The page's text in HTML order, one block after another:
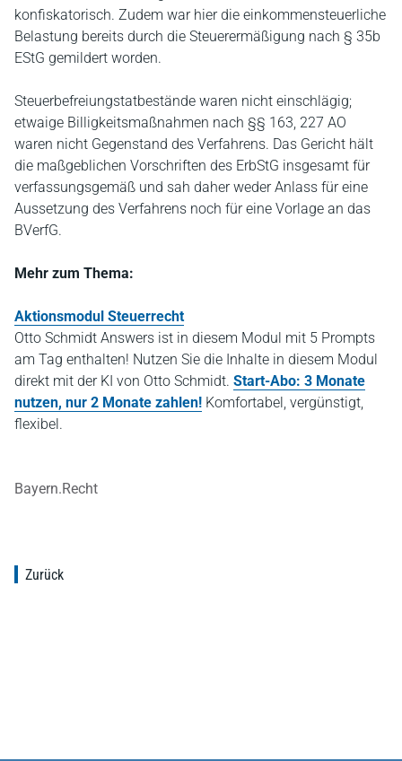
konfiskatorisch. Zudem war hier die einkommensteuerliche
Belastung bereits durch die Steuerermäßigung nach § 35b
EStG gemildert worden.
Steuerbefreiungstatbestände waren nicht einschlägig;
etwaige Billigkeitsmaßnahmen nach §§ 163, 227 AO
waren nicht Gegenstand des Verfahrens. Das Gericht hält
die maßgeblichen Vorschriften des ErbStG insgesamt für
verfassungsgemäß und sah daher weder Anlass für eine
Aussetzung des Verfahrens noch für eine Vorlage an das
BVerfG.
Mehr zum Thema:
Aktionsmodul Steuerrecht
Otto Schmidt Answers ist in diesem Modul mit 5 Prompts
am Tag enthalten! Nutzen Sie die Inhalte in diesem Modul
direkt mit der KI von Otto Schmidt. Start-Abo: 3 Monate
nutzen, nur 2 Monate zahlen! Komfortabel, vergünstigt,
flexibel.
Bayern.Recht
Zurück